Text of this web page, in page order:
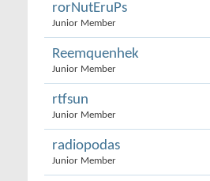
rorNutEruPs
Junior Member
Reemquenhek
Junior Member
rtfsun
Junior Member
radiopodas
Junior Member